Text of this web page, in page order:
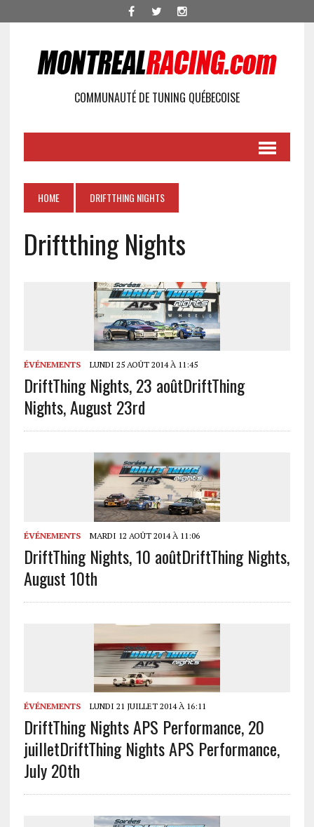
COMMUNAUTÉ DE TUNING QUÉBECOISE
HOME DRIFTTHING NIGHTS
Driftthing Nights
ÉVÉNEMENTS LUNDI 25 AOÛT 2014 À 11:45
DriftThing Nights, 23 aoûtDriftThing
Nights, August 23rd
ÉVÉNEMENTS MARDI 12 AOÛT 2014 À 11:06
DriftThing Nights, 10 aoûtDriftThing Nights,
August 10th
ÉVÉNEMENTS LUNDI 21 JUILLET 2014 À 16:11
DriftThing Nights APS Performance, 20
juilletDriftThing Nights APS Performance,
July 20th